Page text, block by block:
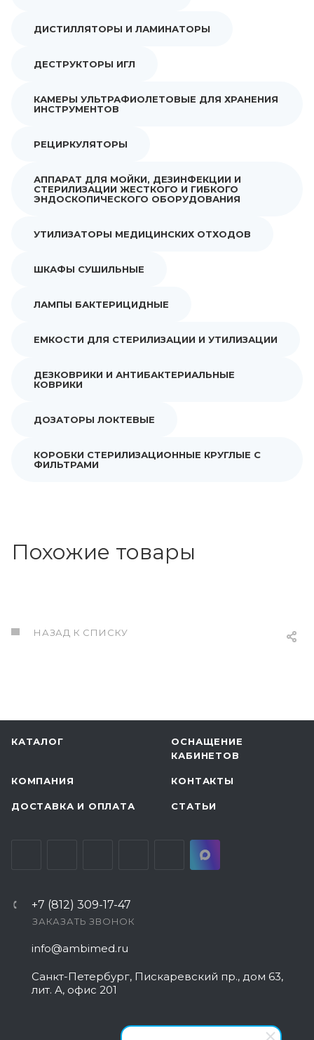
ДИСТИЛЛЯТОРЫ И ЛАМИНАТОРЫ
ДЕСТРУКТОРЫ ИГЛ
КАМЕРЫ УЛЬТРАФИОЛЕТОВЫЕ ДЛЯ ХРАНЕНИЯ
ИНСТРУМЕНТОВ
РЕЦИРКУЛЯТОРЫ
АППАРАТ ДЛЯ МОЙКИ, ДЕЗИНФЕКЦИИ И
СТЕРИЛИЗАЦИИ ЖЕСТКОГО И ГИБКОГО
ЭНДОСКОПИЧЕСКОГО ОБОРУДОВАНИЯ
УТИЛИЗАТОРЫ МЕДИЦИНСКИХ ОТХОДОВ
ШКАФЫ СУШИЛЬНЫЕ
ЛАМПЫ БАКТЕРИЦИДНЫЕ
ЕМКОСТИ ДЛЯ СТЕРИЛИЗАЦИИ И УТИЛИЗАЦИИ
ДЕЗКОВРИКИ И АНТИБАКТЕРИАЛЬНЫЕ
КОВРИКИ
ДОЗАТОРЫ ЛОКТЕВЫЕ
КОРОБКИ СТЕРИЛИЗАЦИОННЫЕ КРУГЛЫЕ С
ФИЛЬТРАМИ
Похожие товары
НАЗАД К СПИСКУ
КАТАЛОГ
ОСНАЩЕНИЕ
КАБИНЕТОВ
КОМПАНИЯ КОНТАКТЫ
ДОСТАВКА И ОПЛАТА СТАТЬИ
+7 (812) 309-17-47
ЗАКАЗАТЬ ЗВОНОК
info@ambimed.ru
Санкт-Петербург, Пискаревский пр., дом 63,
лит. А, офис 201